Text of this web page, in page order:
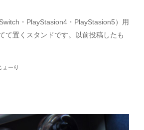
・PlayStasion4・PlayStasion5）用
て置くスタンドです。以前投稿したも
ょーり